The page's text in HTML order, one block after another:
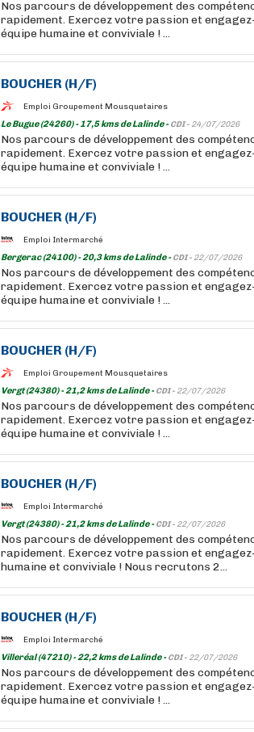
Nos parcours de développement des
rapidement. Exercez votre passion et
équipe humaine et conviviale ! ...
BOUCHER (H/F)
Emploi Groupement Mousquetaires
Le Bugue (24260) - 17,5 kms de Lalinde -CDI - 24/07/2026
Nos parcours de développement des
rapidement. Exercez votre passion et
équipe humaine et conviviale ! ...
BOUCHER (H/F)
Emploi Intermarché
Bergerac (24100) - 20,3 kms de Lalinde -CDI - 22/07/2026
Nos parcours de développement des
rapidement. Exercez votre passion et
équipe humaine et conviviale ! ...
BOUCHER (H/F)
Emploi Groupement Mousquetaires
Vergt (24380) - 21,2 kms de Lalinde -CDI - 22/07/2026
Nos parcours de développement des
rapidement. Exercez votre passion et
équipe humaine et conviviale ! ...
BOUCHER (H/F)
Emploi Intermarché
Vergt (24380) - 21,2 kms de Lalinde -CDI - 22/07/2026
Nos parcours de développement des
rapidement. Exercez votre passion et
humaine et conviviale ! Nous recrutons 2...
BOUCHER (H/F)
Emploi Intermarché
Villeréal (47210) - 22,2 kms de Lalinde -CDI - 22/07/2026
Nos parcours de développement des
rapidement. Exercez votre passion et
équipe humaine et conviviale ! ...